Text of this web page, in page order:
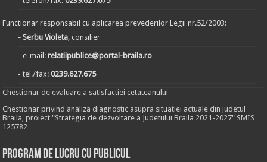
Functionar responsabil cu aplicarea prevederilor Legii nr.52/2003:
- Serbu Violeta , consilier
- e-mail:relatiipublice@portal-braila.ro
- tel./fax:0239.627.675
Chestionar de evaluare a satisfactiei cetateanului
Chestionar privind analiza diagnostic asupra situatiei actuale din judetul
Braila, proiect "Strategia de dezvoltare a Judetului Braila 2021-2027" SMIS
125782
Program de lucru cu publicul